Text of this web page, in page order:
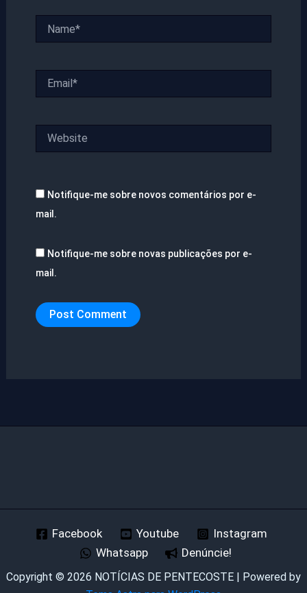
Notifique-me sobre novos comentários por e-
mail.
Notifique-me sobre novas publicações por e-
mail.
Facebook Youtube
Instagram
Whatsapp
Denúncie!
Copyright © 2026 NOTÍCIAS DE PENTECOSTE | Powered by